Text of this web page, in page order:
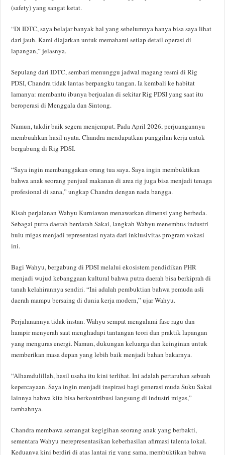
(safety) yang sangat ketat.
“Di IDTC, saya belajar banyak hal yang sebelumnya hanya bisa saya lihat
dari jauh. Kami diajarkan untuk memahami setiap detail operasi di
lapangan,” jelasnya.
Sepulang dari IDTC, sembari menunggu jadwal magang resmi di Rig
PDSI, Chandra tidak lantas berpangku tangan. Ia kembali ke habitat
lamanya: membantu ibunya berjualan di sekitar Rig PDSI yang saat itu
beroperasi di Menggala dan Sintong.
Namun, takdir baik segera menjemput. Pada April 2026, perjuangannya
membuahkan hasil nyata. Chandra mendapatkan panggilan kerja untuk
bergabung di Rig PDSI.
“Saya ingin membanggakan orang tua saya. Saya ingin membuktikan
bahwa anak seorang penjual makanan di area rig juga bisa menjadi tenaga
profesional di sana,” ungkap Chandra dengan nada bangga.
Kisah perjalanan Wahyu Kurniawan menawarkan dimensi yang berbeda.
Sebagai putra daerah berdarah Sakai, langkah Wahyu menembus industri
hulu migas menjadi representasi nyata dari inklusivitas program vokasi
ini.
Bagi Wahyu, bergabung di PDSI melalui ekosistem pendidikan PHR
menjadi wujud kebanggaan kultural bahwa putra daerah bisa berkiprah di
tanah kelahirannya sendiri. “Ini adalah pembuktian bahwa pemuda asli
daerah mampu bersaing di dunia kerja modern,” ujar Wahyu.
Perjalanannya tidak instan. Wahyu sempat mengalami fase ragu dan
hampir menyerah saat menghadapi tantangan teori dan praktik lapangan
yang menguras energi. Namun, dukungan keluarga dan keinginan untuk
memberikan masa depan yang lebih baik menjadi bahan bakarnya.
“Alhamdulillah, hasil usaha itu kini terlihat. Ini adalah pertaruhan sebuah
kepercayaan. Saya ingin menjadi inspirasi bagi generasi muda Suku Sakai
lainnya bahwa kita bisa berkontribusi langsung di industri migas,”
tambahnya.
Chandra membawa semangat kegigihan seorang anak yang berbakti,
sementara Wahyu merepresentasikan keberhasilan afirmasi talenta lokal.
Keduanya kini berdiri di atas lantai rig yang sama, membuktikan bahwa